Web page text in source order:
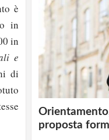
è
in
in
e
di
proposta